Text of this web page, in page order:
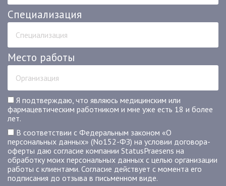
Специализация
Место работы
Я подтверждаю, что являюсь медицинским или
фармацевтическим работником и мне уже есть 18 и более
лет.
В соответствии с Федеральным законом «О
персональных данных» (No152-ФЗ) на условии договора-
оферты даю согласие компании StatusPraesens на
обработку моих персональных данных с целью организации
работы с клиентами. Согласие действует с момента его
подписания до отзыва в письменном виде.